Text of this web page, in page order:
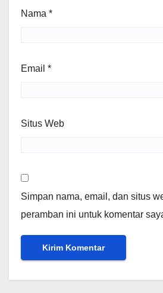
Nama *
Email *
Situs Web
Simpan nama, email, dan situs
peramban ini untuk komentar